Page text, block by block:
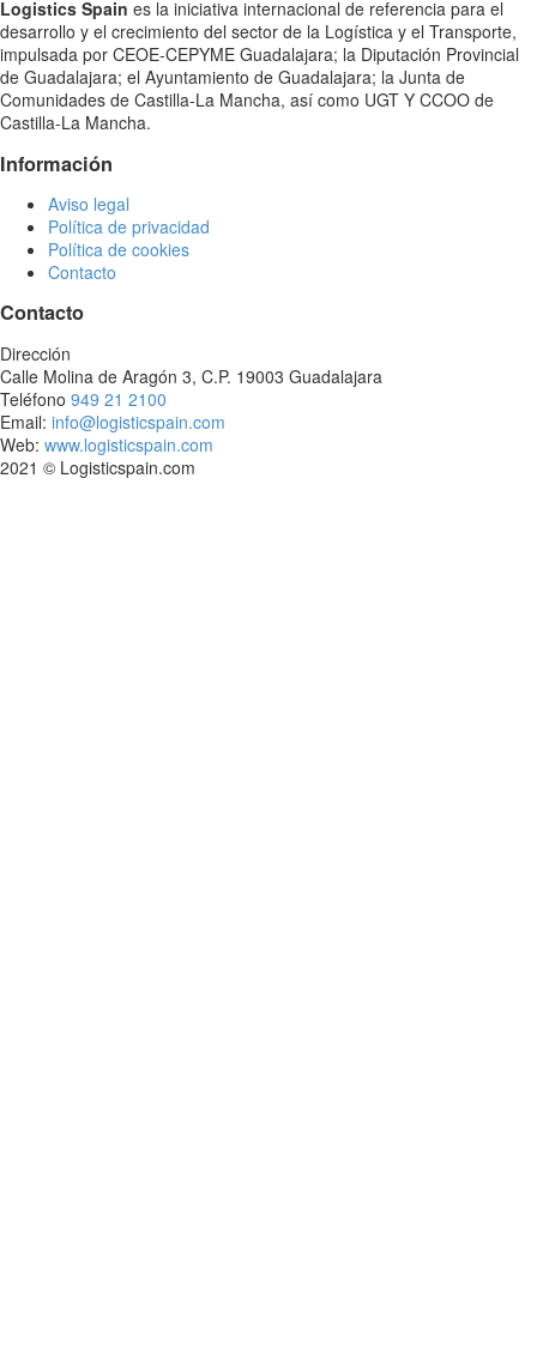
Logistics Spain es la iniciativa internacional de referencia para el
desarrollo y el crecimiento del sector de la Logística y el Transporte,
impulsada por CEOE-CEPYME Guadalajara; la Diputación Provincial
de Guadalajara; el Ayuntamiento de Guadalajara; la Junta de
Comunidades de Castilla-La Mancha, así como UGT Y CCOO de
Castilla-La Mancha.
Información
Aviso legal
Política de privacidad
Política de cookies
Contacto
Contacto
Dirección
Calle Molina de Aragón 3, C.P. 19003 Guadalajara
Teléfono 949 21 2100
Email: info@logisticspain.com
Web: www.logisticspain.com
2021 © Logisticspain.com